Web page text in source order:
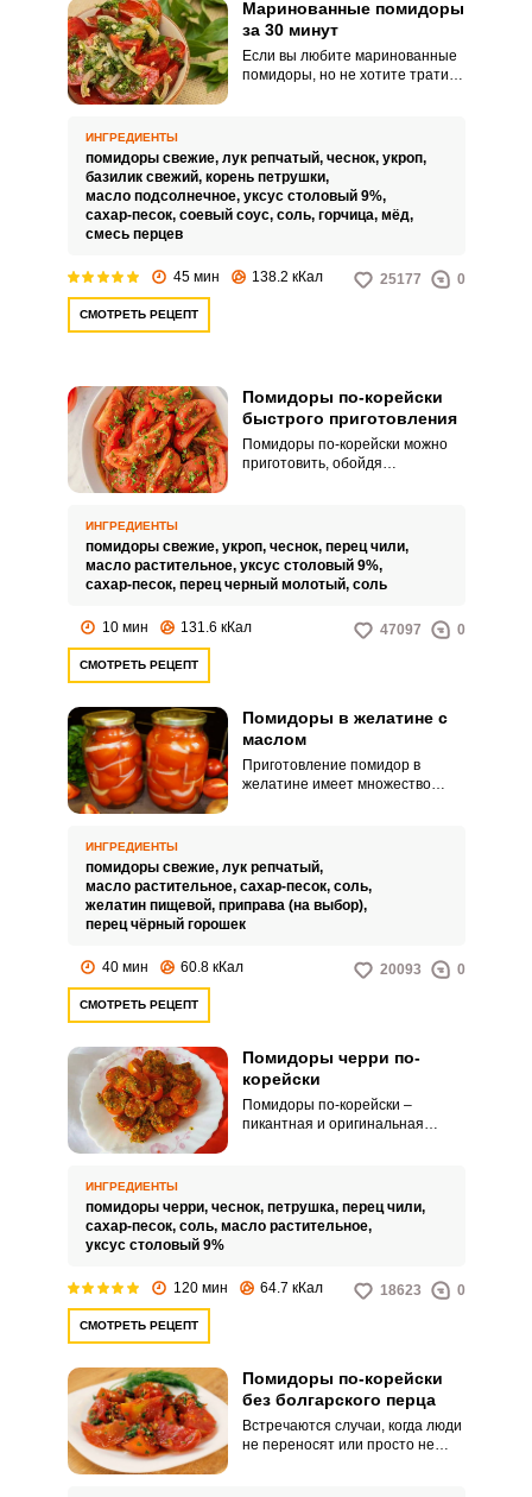
Маринованные помидоры
за 30 минут
Если вы любите маринованные
помидоры, но не хотите тратить
минут придет к вам на помощь.
Готовые помидоры по этому
рецепту отличаются
прекрасным насыщенным
вкусом, непревзойденным
ИНГРЕДИЕНТЫ
помидоры свежие, лук репчатый, чеснок, укроп,
базилик свежий, корень петрушки,
масло подсолнечное, уксус столовый 9%,
сахар-песок, соевый соус, соль, горчица, мёд,
смесь перцев
45 мин 138.2 кКал 25177 0
СМОТРЕТЬ РЕЦЕПТ
Помидоры по-корейски
быстрого приготовления
Помидоры по-корейски можно
приготовить, обойдя
или ужину.
ИНГРЕДИЕНТЫ
помидоры свежие, укроп, чеснок, перец чили,
масло растительное, уксус столовый 9%,
сахар-песок, перец черный молотый, соль
10 мин 131.6 кКал 47097 0
СМОТРЕТЬ РЕЦЕПТ
Помидоры в желатине с
маслом
Приготовление помидор в
желатине имеет множество
ИНГРЕДИЕНТЫ
помидоры свежие, лук репчатый,
масло растительное, сахар-песок, соль,
желатин пищевой, приправа (на выбор),
перец чёрный горошек
40 мин 60.8 кКал 20093 0
СМОТРЕТЬ РЕЦЕПТ
Помидоры черри по-
корейски
Помидоры по-корейски –
пикантная и оригинальная
маленьких и сочных черри.
ИНГРЕДИЕНТЫ
помидоры черри, чеснок, петрушка, перец чили,
сахар-песок, соль, масло растительное,
уксус столовый 9%
120 мин 64.7 кКал 18623 0
СМОТРЕТЬ РЕЦЕПТ
Помидоры по-корейски
без болгарского перца
Встречаются случаи, когда люди
не переносят или просто не